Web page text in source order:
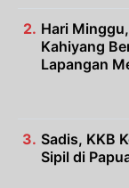
Hari
Kahiyang
Lapangan
Sadis, KKB
Sipil di